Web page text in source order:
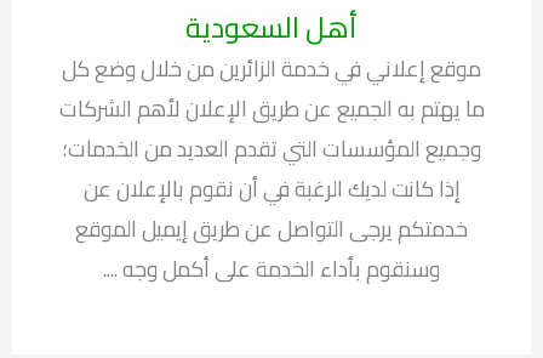
أهل السعودية
موقع إعلاني في خدمة الزائرين من خلال وضع كل
ما يهتم به الجميع عن طريق الإعلان لأهم الشركات
وجميع المؤسسات التي تقدم العديد من الخدمات؛
إذا كانت لديك الرغبة في أن نقوم بالإعلان عن
خدمتكم يرجى التواصل عن طريق إيميل الموقع
وسنقوم بأداء الخدمة على أكمل وجه ....